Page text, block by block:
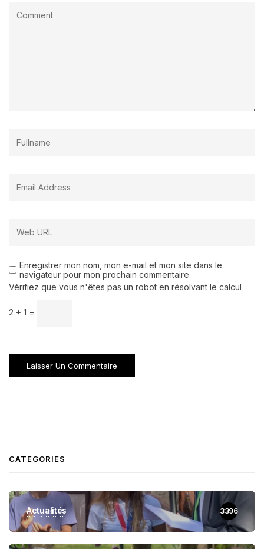
Enregistrer mon nom, mon e-mail et mon site dans le
navigateur pour mon prochain commentaire.
Vérifiez que vous n'êtes pas un robot en résolvant le calcul
2 + 1 =
CATEGORIES
Actualités 3396